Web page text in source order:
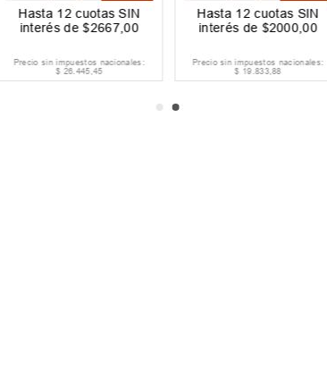
Hasta 12 cuotas SIN
interés de$2667 ,00
Precio sin impuestos nacionales:
$ 26.445,45
Hasta 12 cuotas SIN
interés de $2000 ,00
Precio sin impuestos nacionales:
$ 19.833,88